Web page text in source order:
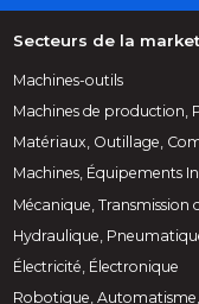
Secteurs de la
Machines-outils
Machines de production,
Matériaux, Outillage,
Machines, Équipements
Mécanique, Transmission
Hydraulique,
Électricité, Électronique
Robotique,